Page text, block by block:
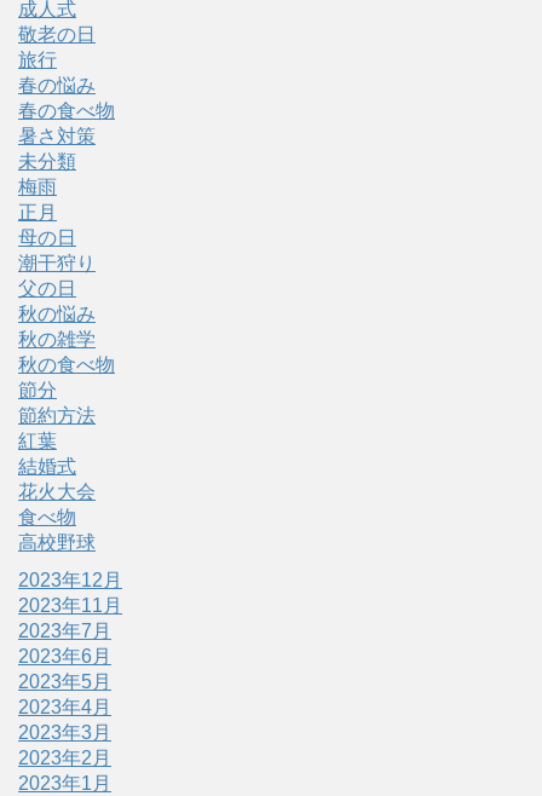
成人式
敬老の日
旅行
春の悩み
春の食べ物
暑さ対策
未分類
梅雨
正月
母の日
潮干狩り
父の日
秋の悩み
秋の雑学
秋の食べ物
節分
節約方法
紅葉
結婚式
花火大会
食べ物
高校野球
2023年12月
2023年11月
2023年7月
2023年6月
2023年5月
2023年4月
2023年3月
2023年2月
2023年1月